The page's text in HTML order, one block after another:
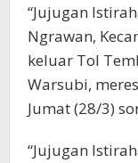
“Jujugan
Ngrawan,
keluar Tol
Warsubi,
Jumat (28/3)
“Jujugan